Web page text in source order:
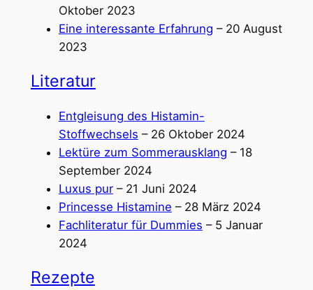
Oktober 2023
Eine interessante Erfahrung – 20 August
2023
Literatur
Entgleisung des Histamin-
Stoffwechsels – 26 Oktober 2024
Lektüre zum Sommerausklang – 18
September 2024
Luxus pur– 21 Juni 2024
Princesse Histamine – 28 März 2024
Fachliteratur für Dummies – 5 Januar
2024
Rezepte